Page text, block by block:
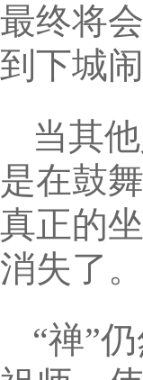
最终将
到下城
当其
是在鼓
真正的
消失了。
“禅”